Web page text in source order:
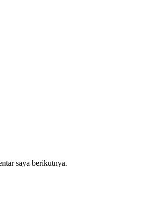
saya berikutnya.